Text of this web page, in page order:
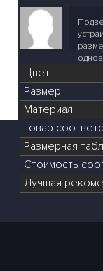
Цвет
Размер
Материал
Товар
Размерная
Стоимость
Лучшая